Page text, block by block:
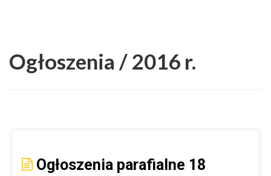
Ogłoszenia / 2016 r.
Ogłoszenia parafialne 18